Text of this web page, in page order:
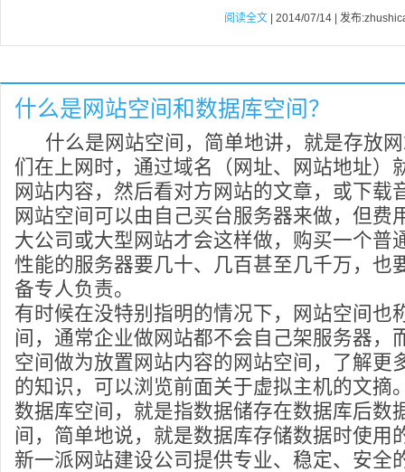
阅读全文 | 2014/07/14 | 发布
什么是网站空间和数据库空间？
什么是网站空间，简单地讲，就是存放
们在上网时，通过域名（网址、网站地址）
网站内容，然后看对方网站的文章，或下载
网站空间可以由自己买台服务器来做，但费
大公司或大型网站才会这样做，购买一个普
性能的服务器要几十、几百甚至几千万，也
备专人负责。
有时候在没特别指明的情况下，网站空间也
间，通常企业做网站都不会自己架服务器，
空间做为放置网站内容的网站空间，了解更
的知识，可以浏览前面关于虚拟主机的文摘
数据库空间，就是指数据储存在数据库后数
间，简单地说，就是数据库存储数据时使用
新一派网站建设公司提供专业、稳定、安全